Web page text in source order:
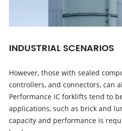
INDUSTRIAL SCENARIOS
However, those with sealed
controllers, and connectors, can
Performance IC forklifts tend to
applications, such as brick and
capacity and performance is